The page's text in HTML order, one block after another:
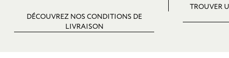
DÉCOUVREZ NOS CONDITIONS DE
LIVRAISON
TROUVER